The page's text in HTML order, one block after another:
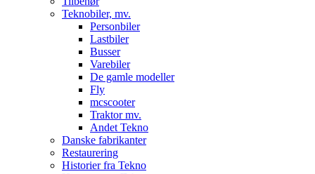
Teknobiler, mv.
Personbiler
Lastbiler
Busser
Varebiler
De gamle modeller
Fly
mcscooter
Traktor mv.
Andet Tekno
Danske fabrikanter
Restaurering
Historier fra Tekno